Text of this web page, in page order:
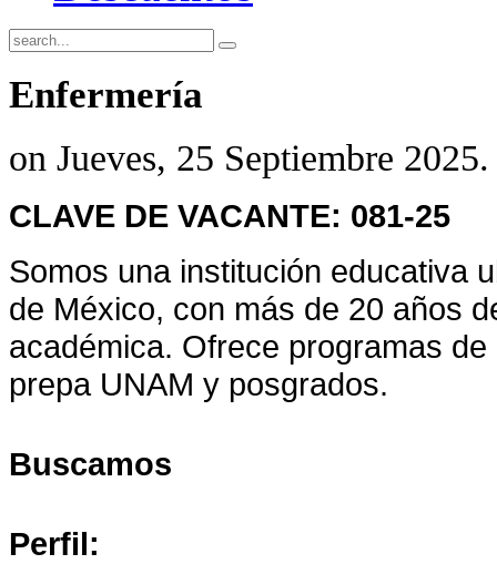
Enfermería
on Jueves, 25 Septiembre
CLAVE DE VACANTE: 081-25
Somos una institución educativa
de México, con más de 20 años
académica. Ofrece programas
prepa UNAM y posgrados.
Buscamos
Perfil: